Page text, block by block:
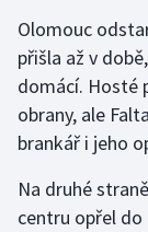
Futsal
Gymnastika
Házená
Olomouc
přišla až v
domácí. Hosté
obrany, ale
brankář i jeho
Na druhé
centru opřel do